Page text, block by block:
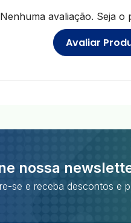
Nenhuma avaliação. Seja o
Avaliar
nossa
se e receba descontos e